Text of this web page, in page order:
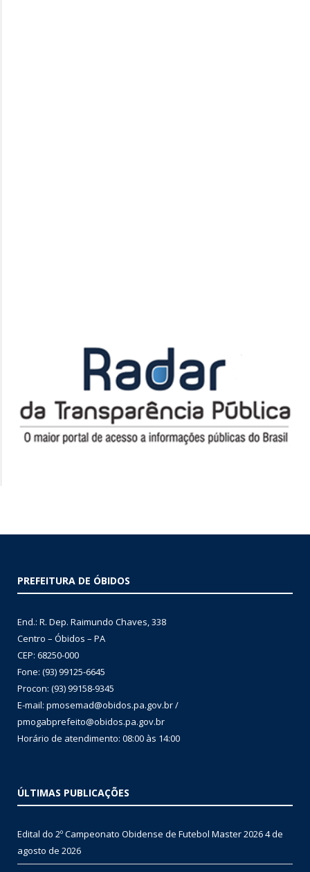
PREFEITURA DE ÓBIDOS
End.: R. Dep. Raimundo Chaves, 338
Centro – Óbidos – PA
CEP: 68250-000
Fone: (93) 99125-6645
Procon: (93) 99158-9345
E-mail: pmosemad@obidos.pa.gov.br /
pmogabprefeito@obidos.pa.gov.br
Horário de atendimento: 08:00 às 14:00
ÚLTIMAS PUBLICAÇÕES
Edital do 2º Campeonato Obidense de Futebol Master 20264 de
agosto de 2026